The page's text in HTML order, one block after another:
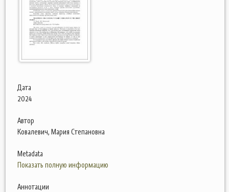
Дата
2024
Автор
Ковалевич, Мария Степановна
Metadata
Показать полную информацию
Аннотации